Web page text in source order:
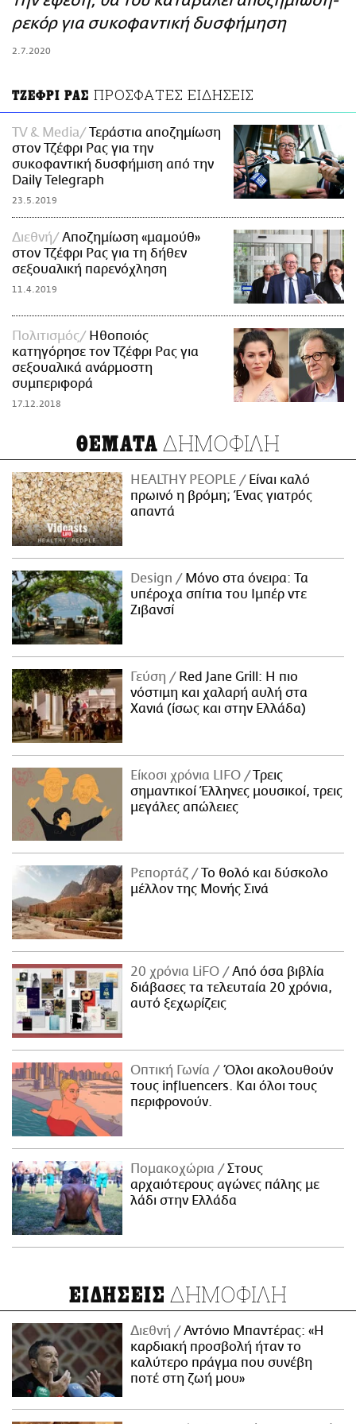
ΑΜΠΑ
ρεκόρ για συκοφαντική δυσφήμηση
2.7.2020
ΤΖΕΦΡΙ ΡΑΣ ΠΡΟΣΦΑΤΕΣ ΕΙΔΗΣΕΙΣ
TV & Media
Τεράστια αποζημίωση
στον Τζέφρι Ρας για την
συκοφαντική δυσφήμιση από την
Daily Telegraph
23.5.2019
Διεθνή
Αποζημίωση «μαμούθ»
στον Τζέφρι Ρας για τη δήθεν
σεξουαλική παρενόχληση
11.4.2019
Πολιτισμός
Ηθοποιός
κατηγόρησε τον Τζέφρι Ρας για
σεξουαλικά ανάρμοστη
συμπεριφορά
17.12.2018
ΘΕΜΑΤΑ ΔΗΜΟΦΙΛΗ
HEALTHY PEOPLE
Είναι καλό
πρωινό η βρόμη; Ένας γιατρός
απαντά
Design
Μόνο στα όνειρα: Τα
υπέροχα σπίτια του Ιμπέρ ντε
Ζιβανσί
Γεύση
Red Jane Grill: Η πιο
νόστιμη και χαλαρή αυλή στα
Χανιά (ίσως και στην Ελλάδα)
Είκοσι χρόνια LIFO
Tρεις
σημαντικοί Έλληνες μουσικοί, τρεις
μεγάλες απώλειες
Ρεπορτάζ
Το θολό και δύσκολο
μέλλον της Μονής Σινά
20 χρόνια LiFO
Από όσα βιβλία
διάβασες τα τελευταία 20 χρόνια,
αυτό ξεχωρίζεις
Οπτική Γωνία
Όλοι ακολουθούν
τους influencers. Και όλοι τους
περιφρονούν.
Πομακοχώρια
Στους
αρχαιότερους αγώνες πάλης με
λάδι στην Ελλάδα
ΕΙΔΗΣΕΙΣ ΔΗΜΟΦΙΛΗ
Διεθνή
Αντόνιο Μπαντέρας: «Η
καρδιακή προσβολή ήταν το
καλύτερο πράγμα που συνέβη
ποτέ στη ζωή μου»